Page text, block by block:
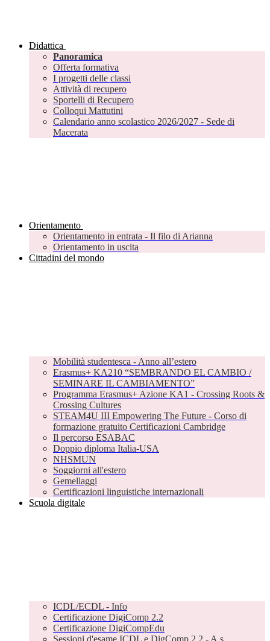
Didattica
Panoramica
Offerta formativa
I progetti delle classi
Attività di recupero
Sportelli di Recupero
Colloqui Mattutini
Calendario anno scolastico 2026/2027 - Sede di
Macerata
Orientamento
Orientamento in entrata - Il filo di Arianna
Orientamento in uscita
Cittadini del mondo
Mobilità studentesca - Anno all’estero
Erasmus+ KA210 “SEMBRANDO EL CAMBIO /
SEMINARE IL CAMBIAMENTO”
Programma Erasmus+ Azione KA1 - Crossing Roots &
Crossing Cultures
STEAM4U III Empowering The Future - Corso di
formazione gratuito Certificazioni Cambridge
Il percorso ESABAC
Doppio diploma Italia-USA
NHSMUN
Soggiorni all'estero
Gemellaggi
Certificazioni linguistiche internazionali
Scuola digitale
ICDL/ECDL - Info
Certificazione DigiComp 2.2
Certificazione DigiCompEdu